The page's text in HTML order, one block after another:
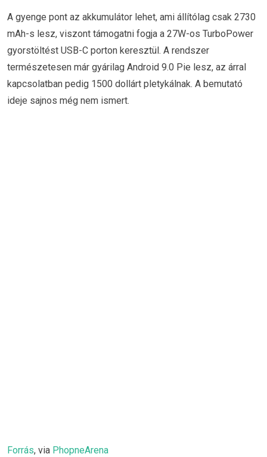
A gyenge pont az akkumulátor lehet, ami állítólag csak 2730
mAh-s lesz, viszont támogatni fogja a 27W-os TurboPower
gyorstöltést USB-C porton keresztül. A rendszer
természetesen már gyárilag Android 9.0 Pie lesz, az árral
kapcsolatban pedig 1500 dollárt pletykálnak. A bemutató
ideje sajnos még nem ismert.
Forrás, via PhopneArena